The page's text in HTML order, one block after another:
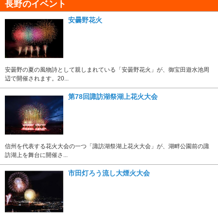
長野のイベント
安曇野花火
安曇野の夏の風物詩として親しまれている「安曇野花火」が、御宝田遊水池周
辺で開催されます。20...
第78回諏訪湖祭湖上花火大会
信州を代表する花火大会の一つ「諏訪湖祭湖上花火大会」が、湖畔公園前の諏
訪湖上を舞台に開催さ...
市田灯ろう流し大煙火大会